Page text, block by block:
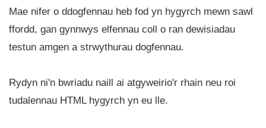
Mae nifer o ddogfennau heb fod yn hygyrch mewn sawl
ffordd, gan gynnwys elfennau coll o ran dewisiadau
testun amgen a strwythurau dogfennau.
Rydyn ni'n bwriadu naill ai atgyweirio'r rhain neu roi
tudalennau HTML hygyrch yn eu lle.